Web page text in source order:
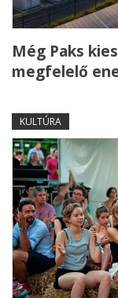
Még Paks
megfelelő
KULTÚRA